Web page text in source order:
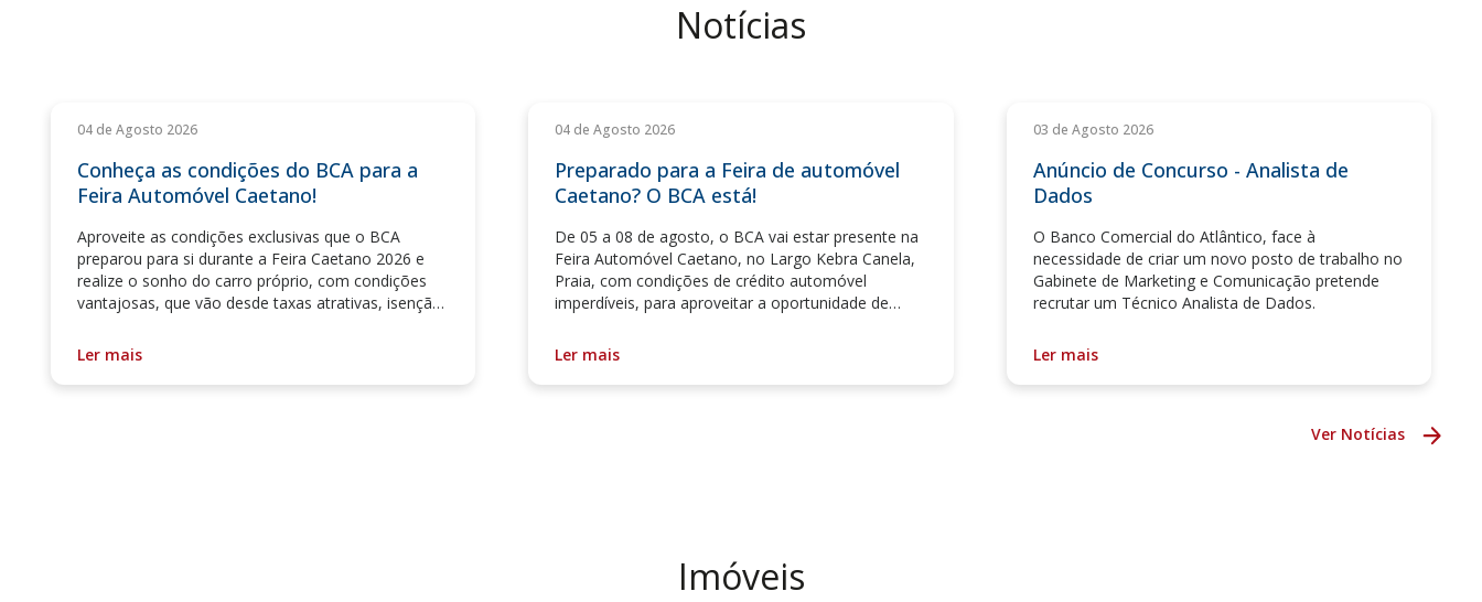
Notícias
04 de Agosto 2026
Conheça as condições do BCA para a
Feira Automóvel Caetano!
Aproveite as condições exclusivas que o BCA
preparou para si durante a Feira Caetano 2026 e
realize o sonho do carro próprio, com condições
vantajosas, que vão desde taxas atrativas, isenção
seguro automóvel com a Garantia Seguros.
Ler mais
04 de Agosto 2026
Preparado para a Feira de automóvel
Caetano? O BCA está!
De 05 a 08 de agosto, o BCA vai estar presente na
Feira Automóvel Caetano, no Largo Kebra Canela,
Praia, com condições de crédito automóvel
imperdíveis, para aproveitar a oportunidade de
Ler mais
03 de Agosto 2026
Anúncio de Concurso - Analista de
Dados
O Banco Comercial do Atlântico, face à
necessidade de criar um novo posto de trabalho no
Gabinete de Marketing e Comunicação pretende
recrutar um Técnico Analista de Dados.
Ler mais
Ver Notícias
Imóveis